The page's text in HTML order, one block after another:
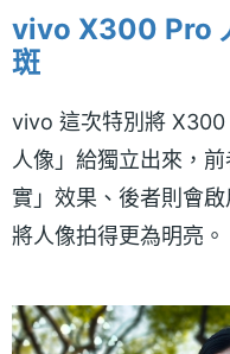
vivo X300 Pro
斑
vivo 這次特別將 X300
人像」給獨立出來，
實」效果、後者則會
將人像拍得更為明亮。